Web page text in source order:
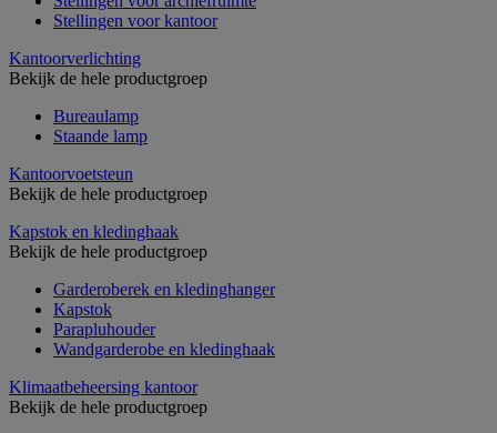
Stellingen voor kantoor
Kantoorverlichting
Bekijk de hele productgroep
Bureaulamp
Staande lamp
Kantoorvoetsteun
Bekijk de hele productgroep
Kapstok en kledinghaak
Bekijk de hele productgroep
Garderoberek en kledinghanger
Kapstok
Parapluhouder
Wandgarderobe en kledinghaak
Klimaatbeheersing kantoor
Bekijk de hele productgroep